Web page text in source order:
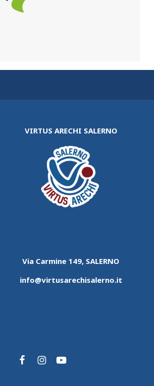
VIRTUS ARECHI SALERNO
Via Carmine 149, SALERNO
info@virtusarechisalerno.it